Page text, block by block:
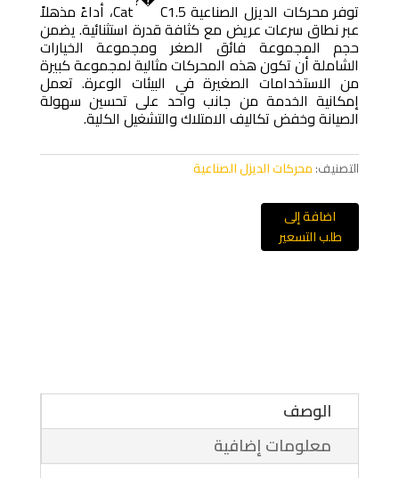
توفر محركات الديزل الصناعية Cat C1.5، أداءً مذهلاً
عبر نطاق سرعات عريض مع كثافة قدرة استثنائية. يضمن
حجم المجموعة فائق الصغر ومجموعة الخيارات
الشاملة أن تكون هذه المحركات مثالية لمجموعة كبيرة
من الاستخدامات الصغيرة في البيئات الوعرة. تعمل
إمكانية الخدمة من جانب واحد على تحسين سهولة
الصيانة وخفض تكاليف الامتلاك والتشغيل الكلية.
التصنيف:محركات الديزل الصناعية
اضافة إلى
طلب التسعير
الوصف
معلومات إضافية